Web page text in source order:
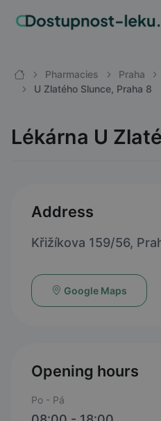
Pharmacies Praha
U Zlatého Slunce, Praha 8
Lékárna U
Address
Křižíkova 159/56,
Google Maps
Opening hours
Po - Pá